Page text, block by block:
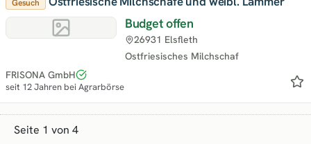
Gesuch
Budget offen
Ostfriesisches Milchschaf
26931 Elsfleth
FRISONA GmbH
seit 12 Jahren bei Agrarbörse
Seite 1 von 4